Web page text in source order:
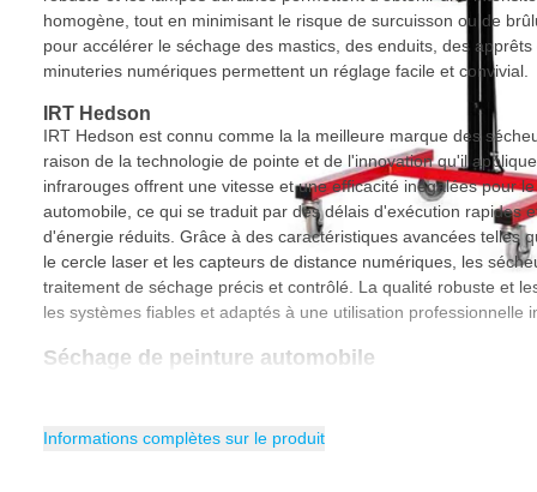
homogène, tout en minimisant le risque de surcuisson ou de
pour accélérer le séchage des mastics, des enduits, des
minuteries numériques permettent un réglage facile et convivial.
IRT Hedson
IRT Hedson est connu comme la la meilleure marque des
raison de la technologie de pointe et de l'innovation qu'il
infrarouges offrent une vitesse et une efficacité inégalées pour
automobile, ce qui se traduit par des délais d'exécution rapides
d'énergie réduits. Grâce à des caractéristiques avancées telles
le cercle laser et les capteurs de distance numériques, les
traitement de séchage précis et contrôlé. La qualité robuste et
les systèmes fiables et adaptés à une utilisation professionnelle
Séchage de peinture automobile
se concentre directement sur la peinture, ce qui rend le séchage
Informations complètes sur le produit